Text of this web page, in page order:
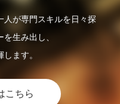
人が専門スキルを日々探
生み出し、
ます。
こちら